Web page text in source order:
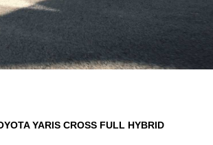
YARIS CROSS FULL HYBRID